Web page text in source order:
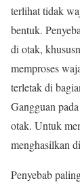
terlihat tidak
bentuk.
di otak,
memproses
terletak di
Gangguan
otak. Untuk
menghasilkan
Penyebab